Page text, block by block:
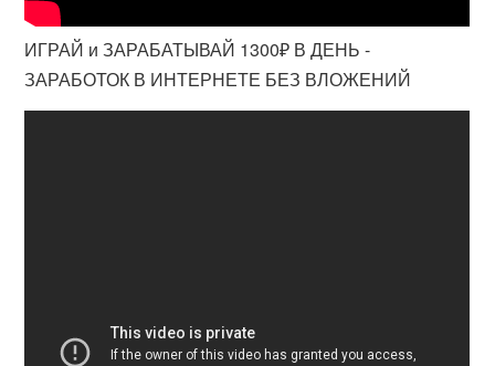
ИГРАЙ и ЗАРАБАТЫВАЙ 1300₽ В ДЕНЬ -
ЗАРАБОТОК В ИНТЕРНЕТЕ БЕЗ ВЛОЖЕНИЙ